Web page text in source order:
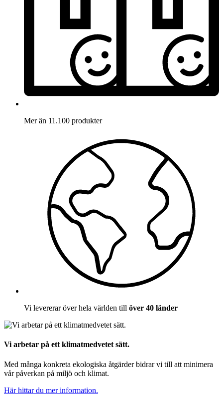
Mer än 11.100 produkter
Vi levererar över hela världen till över 40 länder
Vi arbetar på ett klimatmedvetet sätt.
Med många konkreta ekologiska åtgärder bidrar vi till att minimera
vår påverkan på miljö och klimat.
Här hittar du mer information.